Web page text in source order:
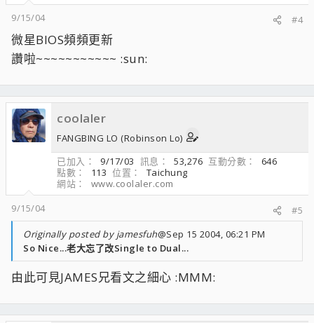
9/15/04
#4
微星BIOS頻頻更新
讚啦~~~~~~~~~~~ :sun:
coolaler
FANGBING LO (Robinson Lo)
已加入
9/17/03 訊息 53,276 互動分數
646
點數
113 位置
Taichung
網站
www.coolaler.com
9/15/04
#5
Originally posted by jamesfuh@Sep 15 2004, 06:21 PM
So Nice...老大忘了改Single to Dual...
由此可見JAMES兄看文之細心 :MMM: